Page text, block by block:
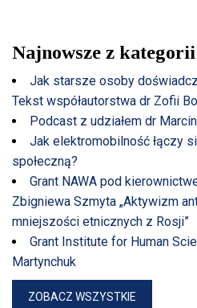
Najnowsze z kategorii
Jak starsze osoby
Tekst współautorstwa dr Zofii
Podcast z udziałem dr
Jak elektromobilność łączy
społeczną?
Grant NAWA pod
Zbigniewa Szmyta „Aktywizm
mniejszości etnicznych z Rosji”
Grant Institute for Human
Martynchuk
ZOBACZ WSZYSTKIE